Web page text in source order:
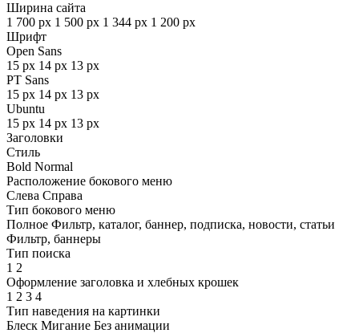
Ширина сайта
1 700 px 1 500 px 1 344 px 1 200 px
Шрифт
Open Sans
15 px 14 px 13 px
PT Sans
15 px 14 px 13 px
Ubuntu
15 px 14 px 13 px
Заголовки
Стиль
Bold Normal
Расположение бокового меню
Слева Справа
Тип бокового меню
Полное Фильтр, каталог, баннер, подписка, новости, статьи
Фильтр, баннеры
Тип поиска
1 2
Оформление заголовка и хлебных крошек
1 2 3 4
Тип наведения на картинки
Блеск Мигание Без анимации